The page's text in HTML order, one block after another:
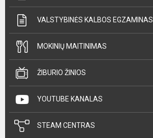
VALSTYBINĖS KALBOS EGZAMINAS
MOKINIŲ MAITINIMAS
ŽIBURIO ŽINIOS
YOUTUBE KANALAS
STEAM CENTRAS